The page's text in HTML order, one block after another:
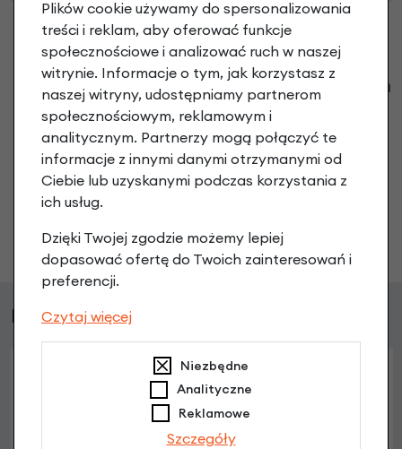
Klienci zadali następujące pytania o ten
produkt
Nikt wcześniej niemiał pytań do tego produktu? A Ty o
co chcesz zapytać?
Zadaj pytanie
Podobne produkty
Plików cookie używamy do spersonalizowania
treści i reklam, aby oferować funkcje
społecznościowe i analizować ruch w naszej
witrynie. Informacje o tym, jak korzystasz z
naszej witryny, udostępniamy partnerom
społecznościowym, reklamowym i
analitycznym. Partnerzy mogą połączyć te
informacje z innymi danymi otrzymanymi od
Ciebie lub uzyskanymi podczas korzystania z
ich usług.
Dzięki Twojej zgodzie możemy lepiej
dopasować ofertę do Twoich zainteresowań i
preferencji.
Czytaj więcej
Niezbędne
Analityczne
Reklamowe
Szczegóły